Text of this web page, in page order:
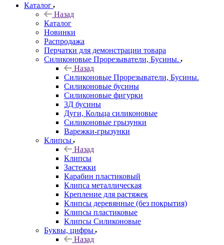
Каталог
Назад
Каталог
Новинки
Распродажа
Перчатки для демонстрации товара
Силиконовые Прорезыватели, Бусины.
Назад
Силиконовые Прорезыватели, Бусины.
Силиконовые бусины
Силиконовые фигурки
3Д бусины
Дуги, Кольца силиконовые
Силиконовые грызунки
Варежки-грызунки
Клипсы
Назад
Клипсы
Застежки
Карабин пластиковый
Клипса металлическая
Крепление для растяжек
Клипсы деревянные (без покрытия)
Клипсы пластиковые
Клипсы Силиконовые
Буквы, цифры
Назад